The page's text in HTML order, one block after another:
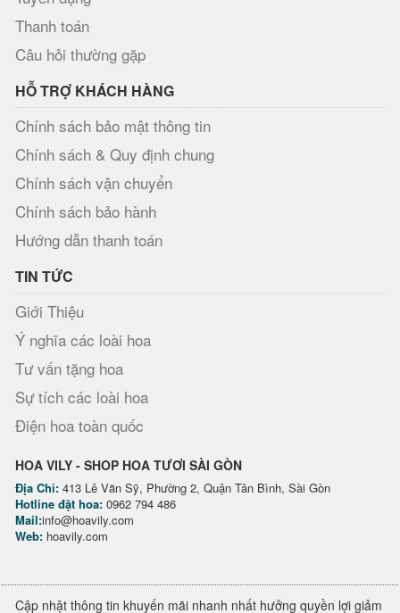
Thanh toán
Câu hỏi thường gặp
HỖ TRỢ KHÁCH HÀNG
Chính sách bảo mật thông tin
Chính sách & Quy định chung
Chính sách vận chuyển
Chính sách bảo hành
Hướng dẫn thanh toán
TIN TỨC
Giới Thiệu
Ý nghĩa các loài hoa
Tư vấn tặng hoa
Sự tích các loài hoa
Điện hoa toàn quốc
HOA VILY - SHOP HOA TƯƠI SÀI GÒN
Địa Chỉ: 413 Lê Văn Sỹ, Phường 2, Quận Tân Bình, Sài Gòn
Hotline đặt hoa: 0962 794 486
Mail:info@hoavily.com
Web: hoavily.com
Cập nhật thông tin khuyến mãi nhanh nhất hưởng quyền lợi giảm